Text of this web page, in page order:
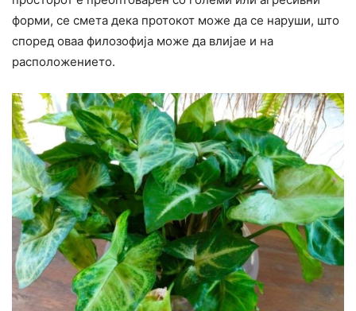
форми, се смета дека протокот може да се наруши, што
според оваа филозофија може да влијае и на
расположението.